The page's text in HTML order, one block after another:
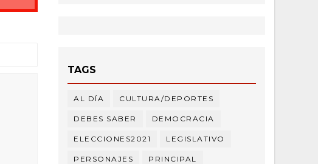
TAGS
AL DÍA CULTURA/DEPORTES
DEBES SABER DEMOCRACIA
ELECCIONES2021 LEGISLATIVO
PERSONAJES PRINCIPAL